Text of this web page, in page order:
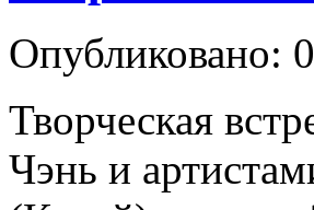
Опубликовано:
Творческая
Чэнь и